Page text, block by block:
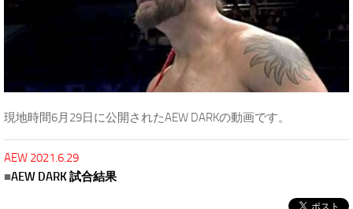
現地時間6月29日に公開されたAEW DARKの動画です。
AEW 2021.6.29
■AEW DARK 試合結果